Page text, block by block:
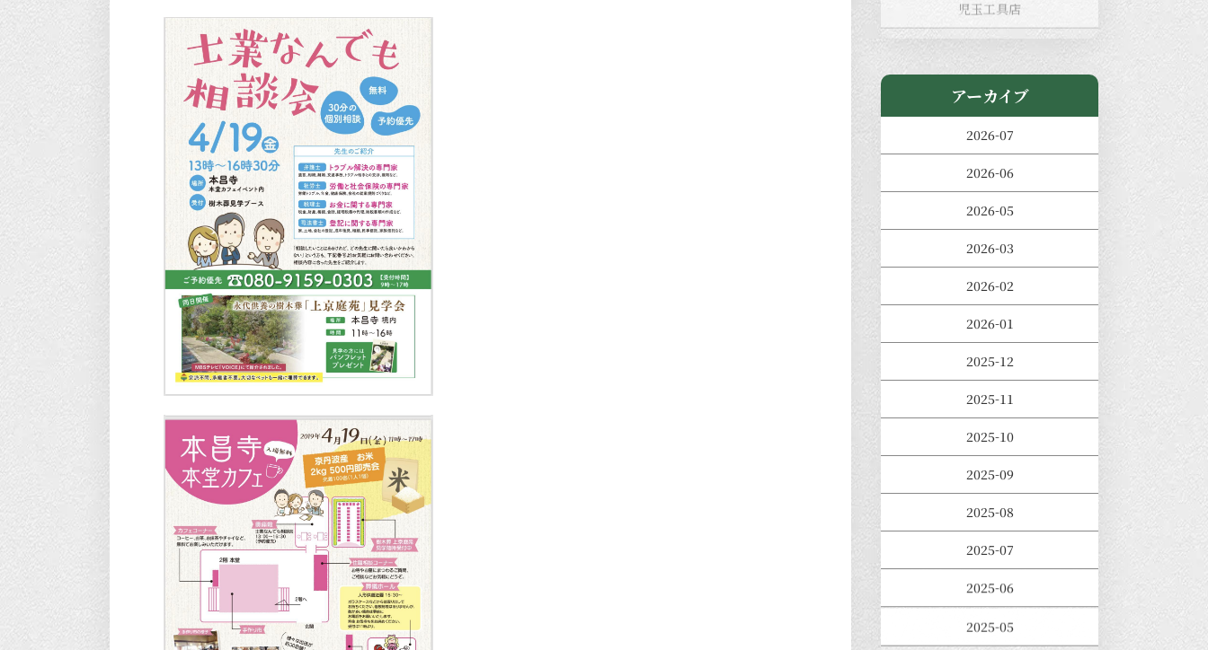
きのえねまるしぇ
アーカイブ
2026-07
2026-06
2026-05
2026-03
2026-02
2026-01
2025-12
2025-11
2025-10
2025-09
2025-08
2025-07
2025-06
2025-05